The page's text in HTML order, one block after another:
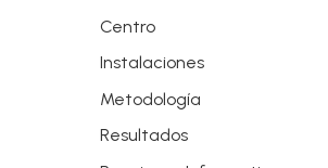
Centro
Instalaciones
Metodología
Resultados